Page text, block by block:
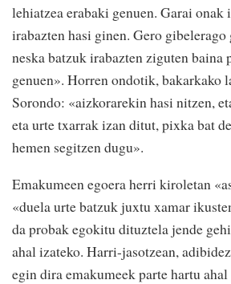
lehiatzea erabaki genuen. Garai onak
irabazten hasi ginen. Gero
neska batzuk irabazten ziguten baina
genuen». Horren ondotik, bakarkako
Sorondo: «aizkorarekin hasi nitzen,
eta urte txarrak izan ditut, pixka bat
hemen segitzen dugu».
Emakumeen egoera herri kiroletan
«duela urte batzuk juxtu xamar
da probak egokitu dituztela jende
ahal izateko. Harri-jasotzean,
egin dira emakumeek parte hartu